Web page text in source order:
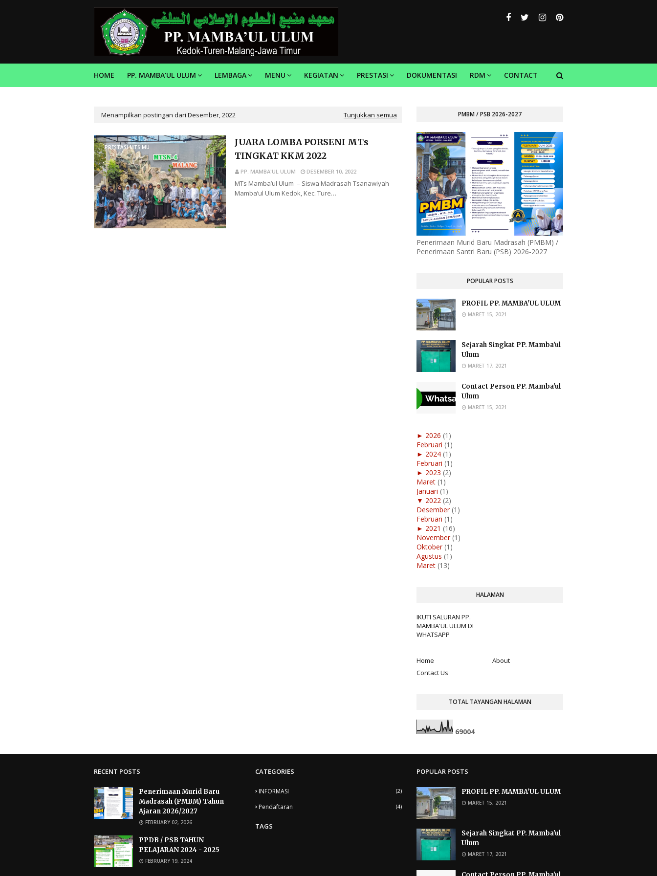
HOME PP. MAMBA'UL ULUM LEMBAGA MENU KEGIATAN PRESTASI DOKUMENTASI RDM CONTACT
Menampilkan postingan dari Desember, 2022 Tunjukkan semua
PRESTASI MTS MU
JUARA LOMBA PORSENI MTs
TINGKAT KKM 2022
PP. MAMBA'UL ULUM DESEMBER 10, 2022
MTs Mamba’ul Ulum – Siswa Madrasah Tsanawiyah
Mamba’ul Ulum Kedok, Kec. Ture…
PMBM / PSB 2026-2027
Penerimaan Murid Baru Madrasah (PMBM) /
Penerimaan Santri Baru (PSB) 2026-2027
POPULAR POSTS
PROFIL PP. MAMBA'UL ULUM
MARET 15, 2021
Sejarah Singkat PP. Mamba'ul
Ulum
MARET 17, 2021
Contact Person PP. Mamba'ul
Ulum
MARET 15, 2021
► 2026 (1)
Februari (1)
► 2024 (1)
Februari (1)
► 2023 (2)
Maret (1)
Januari (1)
▼ 2022 (2)
Desember (1)
Februari (1)
► 2021 (16)
November (1)
Oktober (1)
Agustus (1)
Maret (13)
HALAMAN
IKUTI SALURAN PP.
MAMBA'UL ULUM DI
WHATSAPP
Home
About
Contact Us
TOTAL TAYANGAN HALAMAN
69004
RECENT POSTS
Penerimaan Murid Baru
Madrasah (PMBM) Tahun
Ajaran 2026/2027
FEBRUARY 02, 2026
PPDB / PSB TAHUN
PELAJARAN 2024 - 2025
FEBRUARY 19, 2024
CATEGORIES
INFORMASI (2)
Pendaftaran (4)
TAGS
POPULAR POSTS
PROFIL PP. MAMBA'UL ULUM
MARET 15, 2021
Sejarah Singkat PP. Mamba'ul
Ulum
MARET 17, 2021